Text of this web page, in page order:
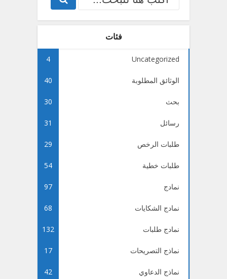
فئات
Uncategorized
4
الوثائق المطلوبة 40
بحث 30
رسائل 31
طلبات الرخص 29
طلبات خطية 54
نمادج 97
نمادج الشكايات 68
نمادج طلبات 132
نماذج التصريحات 17
نماذج الدعاوي 42